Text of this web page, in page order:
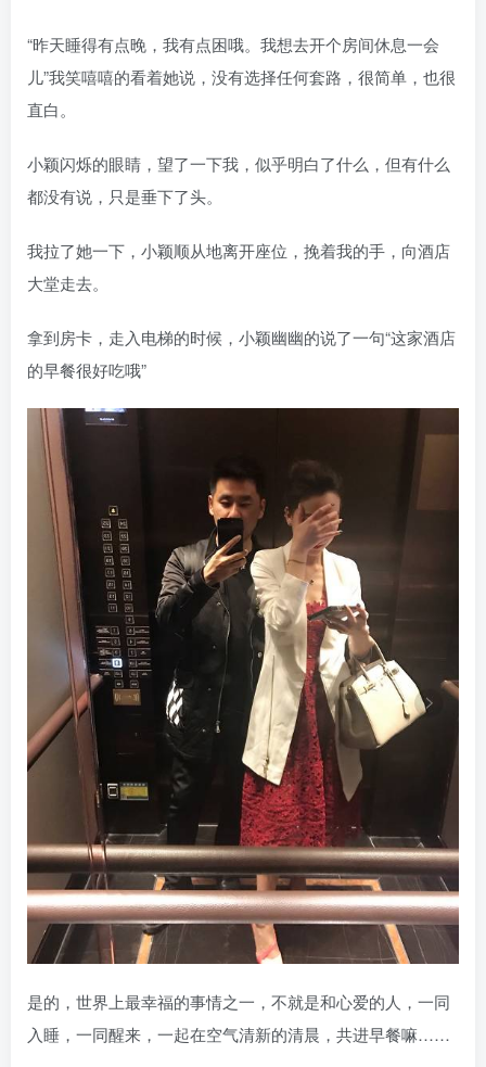
“昨天睡得有点晚，我有点困哦。我想去开个房间休息一会
儿”我笑嘻嘻的看着她说，没有选择任何套路，很简单，也很
直白。
小颖闪烁的眼睛，望了一下我，似乎明白了什么，但有什么
都没有说，只是垂下了头。
我拉了她一下，小颖顺从地离开座位，挽着我的手，向酒店
大堂走去。
拿到房卡，走入电梯的时候，小颖幽幽的说了一句“这家酒店
的早餐很好吃哦”
是的，世界上最幸福的事情之一，不就是和心爱的人，一同
入睡，一同醒来，一起在空气清新的清晨，共进早餐嘛……